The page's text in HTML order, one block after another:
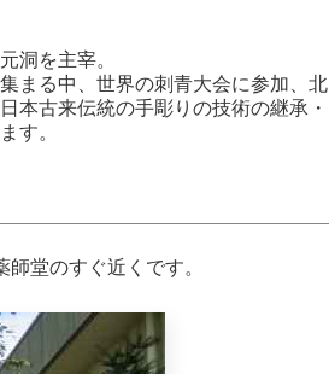
洞を主宰。
まる中、世界の刺青大会に参加、北
本古来伝統の手彫りの技術の継承・
す。
堂のすぐ近くです。